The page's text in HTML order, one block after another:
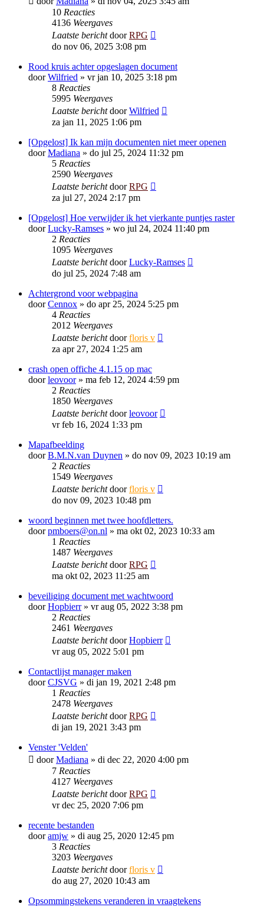
10 Reacties
4136 Weergaves
Laatste berichtdoorRPG
do nov 06, 2025 3:08 pm
Rood kruis achter opgeslagen document
doorWilfried » vr jan 10, 2025 3:18 pm
8 Reacties
5995 Weergaves
Laatste berichtdoorWilfried
za jan 11, 2025 1:06 pm
[Opgelost] Ik kan mijn documenten niet meer openen
doorMadiana » do jul 25, 2024 11:32 pm
5 Reacties
2590 Weergaves
Laatste berichtdoorRPG
za jul 27, 2024 2:17 pm
[Opgelost] Hoe verwijder ik het vierkante puntjes raster
doorLucky-Ramses » wo jul 24, 2024 11:40 pm
2 Reacties
1095 Weergaves
Laatste berichtdoorLucky-Ramses
do jul 25, 2024 7:48 am
Achtergrond voor webpagina
doorCennox » do apr 25, 2024 5:25 pm
4 Reacties
2012 Weergaves
Laatste berichtdoorfloris v
za apr 27, 2024 1:25 am
crash open offiche 4.1.15 op mac
doorleovoor» ma feb 12, 2024 4:59 pm
2 Reacties
1850 Weergaves
Laatste berichtdoorleovoor
vr feb 16, 2024 1:33 pm
Mapafbeelding
doorB.M.N.van Duynen » do nov 09, 2023 10:19 am
2 Reacties
1549 Weergaves
Laatste berichtdoorfloris v
do nov 09, 2023 10:48 pm
woord beginnen met twee hoofdletters.
doorpmboers@on.nl » ma okt 02, 2023 10:33 am
1 Reacties
1487 Weergaves
Laatste berichtdoorRPG
ma okt 02, 2023 11:25 am
beveiliging document met wachtwoord
doorHopbierr» vr aug 05, 2022 3:38 pm
2 Reacties
2461 Weergaves
Laatste berichtdoorHopbierr
vr aug 05, 2022 5:01 pm
Contactlijst manager maken
doorCJSVG » di jan 19, 2021 2:48 pm
1 Reacties
2478 Weergaves
Laatste berichtdoorRPG
di jan 19, 2021 3:43 pm
Venster 'Velden'
doorMadiana » di dec 22, 2020 4:00 pm
7 Reacties
4127 Weergaves
Laatste berichtdoorRPG
vr dec 25, 2020 7:06 pm
recente bestanden
dooramjw » di aug 25, 2020 12:45 pm
3 Reacties
3203 Weergaves
Laatste berichtdoorfloris v
do aug 27, 2020 10:43 am
Opsommingstekens veranderen in vraagtekens